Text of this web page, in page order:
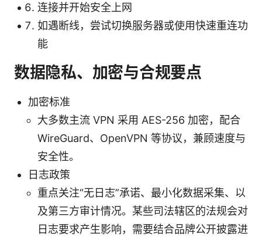
连接并开始安全上网
如遇断线，尝试切换服务器或使用快速重连功
能
数据隐私、加密与合规要点
加密标准
大多数主流 VPN 采用 AES-256 加密，配合
WireGuard、OpenVPN 等协议，兼顾速度与
安全性。
日志政策
重点关注“无日志”承诺、最小化数据采集、以
及第三方审计情况。某些司法辖区的法规会对
日志要求产生影响，需要结合品牌公开披露进